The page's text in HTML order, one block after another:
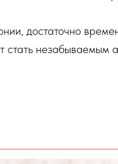
достаточно
стать незабываемым